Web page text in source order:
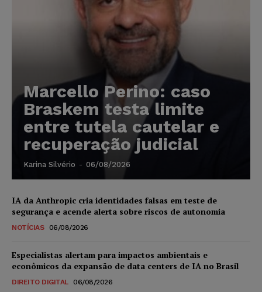
Marcello Perino: caso
Braskem testa limite
entre tutela cautelar e
recuperação judicial
Karina Silvério - 06/08/2026
IA da Anthropic cria identidades falsas em teste de
segurança e acende alerta sobre riscos de autonomia
NOTÍCIAS 06/08/2026
Especialistas alertam para impactos ambientais e
econômicos da expansão de data centers de IA no Brasil
DIREITO DIGITAL 06/08/2026